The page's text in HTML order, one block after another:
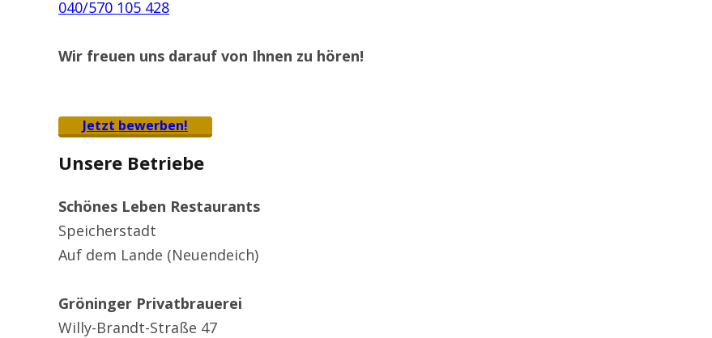
040/570 105 428
Wir freuen uns darauf von Ihnen zu hören!
Jetzt bewerben!
Unsere Betriebe
Schönes Leben Restaurants
Speicherstadt
Auf dem Lande (Neuendeich)
Gröninger Privatbrauerei
Willy-Brandt-Straße 47